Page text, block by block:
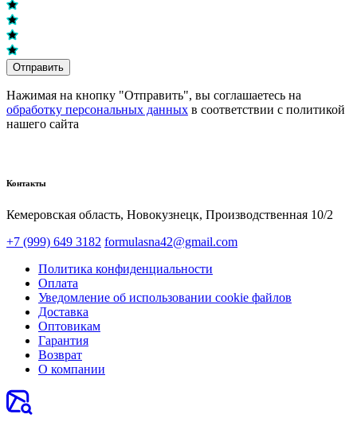
Отправить
Нажимая на кнопку "Отправить", вы соглашаетесь на
обработку персональных данных в соответствии с политикой
нашего сайта
Контакты
Кемеровская область, Новокузнецк,​ Производственная 10/2
+7 (999) 649 3182 formulasna42@gmail.com
Политика конфиденциальности
Оплата
Уведомление об использовании cookie файлов
Доставка
Оптовикам
Гарантия
Возврат
О компании